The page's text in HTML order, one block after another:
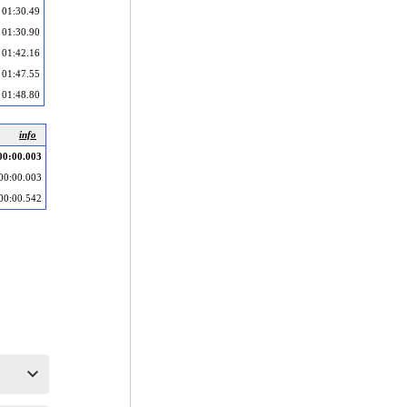
01:30.49
01:30.90
01:42.16
01:47.55
01:48.80
info